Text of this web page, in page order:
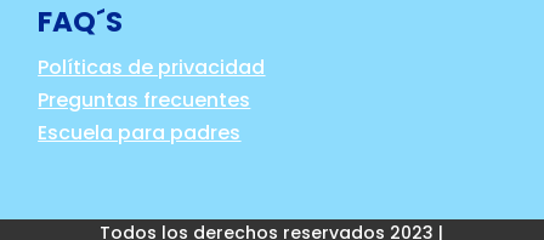
FAQ´S
Políticas de privacidad
Preguntas frecuentes
Escuela para padres
Todos los derechos reservados 2023 |